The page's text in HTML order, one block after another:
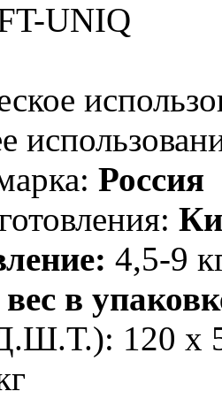
UNIQ
Россия
4,5-9
в
120 х